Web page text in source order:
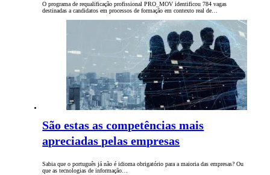
O programa de requalificação profissional PRO_MOV identificou 784 vagas
destinadas a candidatos em processos de formação em contexto real de…
São estas as competências mais
apreciadas pelas empresas
Sabia que o português já não é idioma obrigatório para a maioria das empresas? Ou
que as tecnologias de informação…